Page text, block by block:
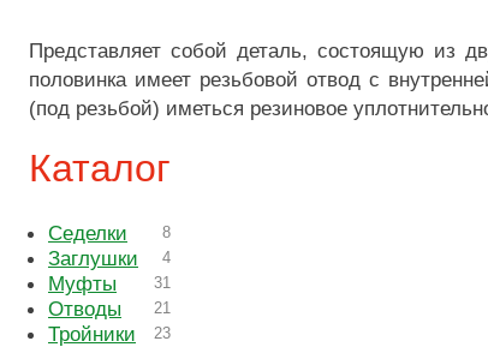
Представляет собой деталь, состоящую из
половинка имеет резьбовой отвод с
(под резьбой) иметься резиновое
Каталог
Седелки 8
Заглушки 4
Муфты 31
Отводы 21
Тройники 23